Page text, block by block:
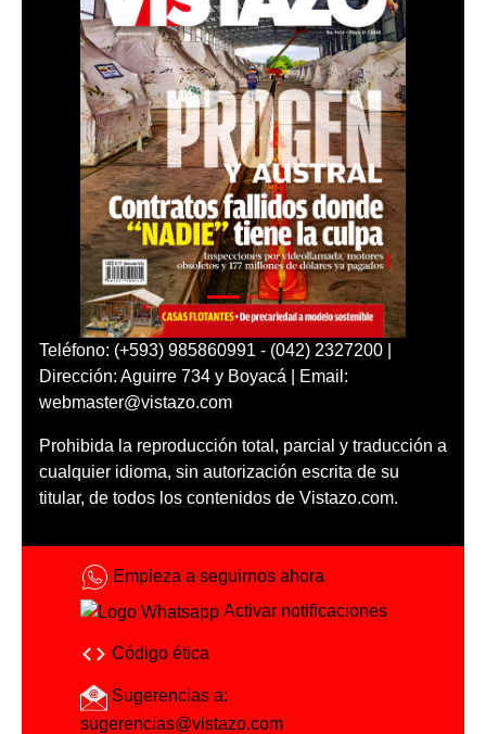
Teléfono: (+593) 985860991 - (042) 2327200 |
Dirección: Aguirre 734 y Boyacá | Email:
webmaster@vistazo.com
Prohibida la reproducción total, parcial y traducción a
cualquier idioma, sin autorización escrita de su
titular, de todos los contenidos de Vistazo.com.
Empieza a seguirnos ahora
Activar notificaciones
Código ética
Sugerencias a:
sugerencias@vistazo.com